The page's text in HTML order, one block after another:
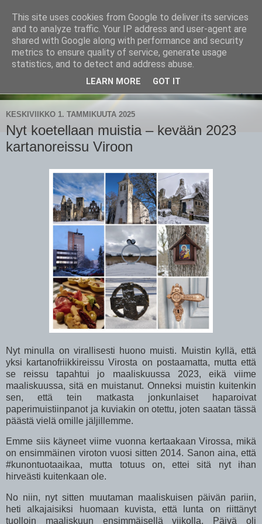
CampaSimpukka
kammen- ja kauhanpyöritystä
KESKIVIIKKO 1. TAMMIKUUTA 2025
Nyt koetellaan muistia – kevään 2023
kartanoreissu Viroon
Nyt minulla on virallisesti huono muisti. Muistin kyllä, että
yksi kartanofriikkireissu Virosta on postaamatta, mutta että
se reissu tapahtui jo maaliskuussa 2023, eikä viime
maaliskuussa, sitä en muistanut. Onneksi muistin kuitenkin
sen, että tein matkasta jonkunlaiset haparoivat
paperimuistiinpanot ja kuviakin on otettu, joten saatan tässä
päästä vielä omille jäljillemme.
Emme siis käyneet viime vuonna kertaakaan Virossa, mikä
on ensimmäinen viroton vuosi sitten 2014. Sanon aina, että
#kunontuotaaikaa, mutta totuus on, ettei sitä nyt ihan
hirveästi kuitenkaan ole.
No niin, nyt sitten muutaman maaliskuisen päivän pariin,
heti alkajaisiksi huomaan kuvista, että lunta on riittänyt
tuolloin maaliskuun ensimmäisellä viikolla. Päivä oli
This site uses cookies from Google to deliver its services
and to analyze traffic. Your IP address and user-agent are
shared with Google along with performance and security
metrics to ensure quality of service, generate usage
statistics, and to detect and address abuse.
LEARN MORE GOT IT